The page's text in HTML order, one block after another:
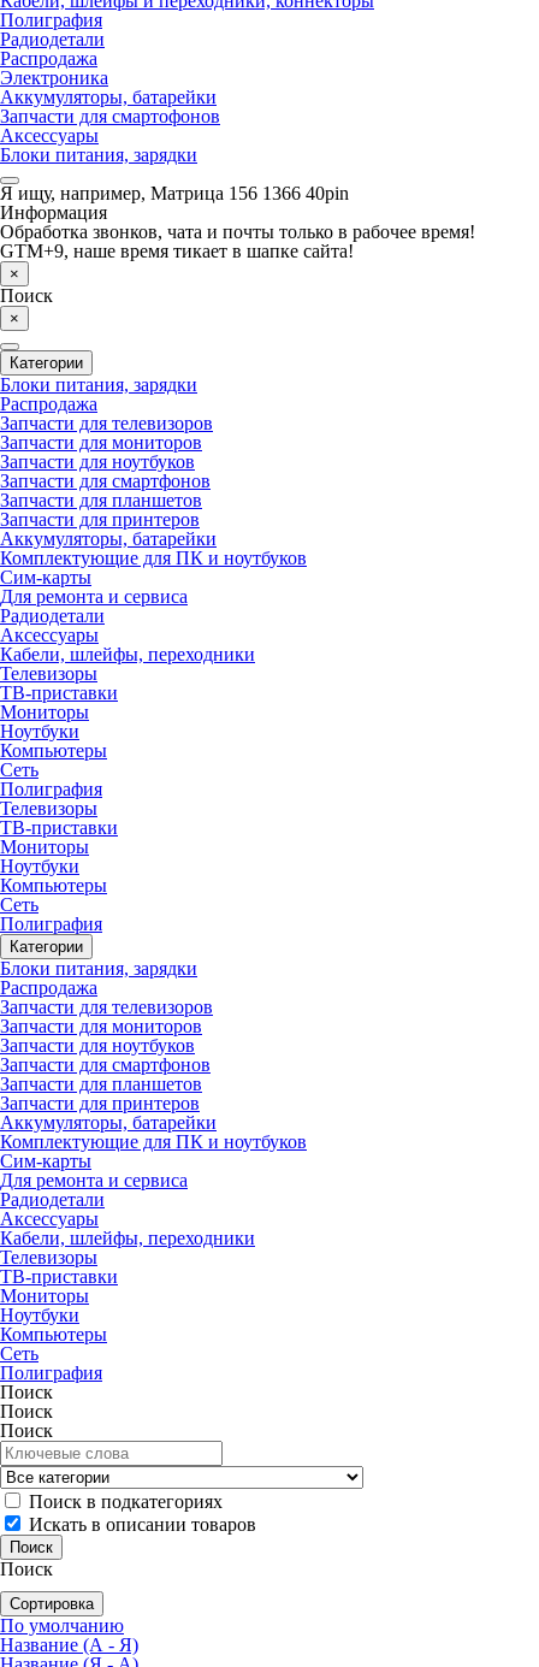
Полиграфия
Радиодетали
Распродажа
Электроника
Аккумуляторы, батарейки
Запчасти для смартофонов
Аксессуары
Блоки питания, зарядки
Я ищу, например, Матрица 156 1366 40pin
Информация
Обработка звонков, чата и почты только в рабочее время!
GTM+9, наше время тикает в шапке сайта!
×
Поиск
×
Категории
Блоки питания, зарядки
Распродажа
Запчасти для телевизоров
Запчасти для мониторов
Запчасти для ноутбуков
Запчасти для смартфонов
Запчасти для планшетов
Запчасти для принтеров
Аккумуляторы, батарейки
Комплектующие для ПК и ноутбуков
Сим-карты
Для ремонта и сервиса
Радиодетали
Аксессуары
Кабели, шлейфы, переходники
Телевизоры
ТВ-приставки
Мониторы
Ноутбуки
Компьютеры
Сеть
Полиграфия
Телевизоры
ТВ-приставки
Мониторы
Ноутбуки
Компьютеры
Сеть
Полиграфия
Категории
Блоки питания, зарядки
Распродажа
Запчасти для телевизоров
Запчасти для мониторов
Запчасти для ноутбуков
Запчасти для смартфонов
Запчасти для планшетов
Запчасти для принтеров
Аккумуляторы, батарейки
Комплектующие для ПК и ноутбуков
Сим-карты
Для ремонта и сервиса
Радиодетали
Аксессуары
Кабели, шлейфы, переходники
Телевизоры
ТВ-приставки
Мониторы
Ноутбуки
Компьютеры
Сеть
Полиграфия
Поиск
Поиск
Поиск
Поиск в подкатегориях
Искать в описании товаров
Поиск
Сортировка
По умолчанию
Название (А - Я)